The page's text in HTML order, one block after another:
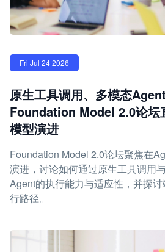
Fri Jul 24 2026
原生工具调用、多模态
Foundation Model 2.0论坛
模型演进
Foundation Model 2.0论坛聚焦在
演进，讨论如何通过原生工具调用
Agent的执行能力与适应性，并探
行路径。